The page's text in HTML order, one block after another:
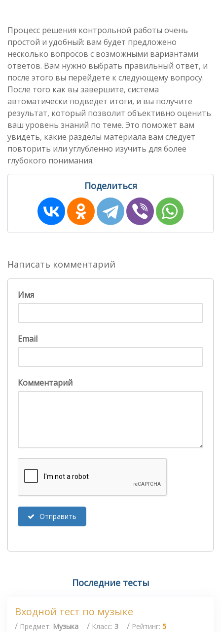
Процесс решения контрольной работы очень
простой и удобный: вам будет предложено
несколько вопросов с возможными вариантами
ответов. Вам нужно выбрать правильный ответ, и
после этого вы перейдете к следующему вопросу.
После того как вы завершите, система
автоматически подведет итоги, и вы получите
результат, который позволит объективно оценить
ваш уровень знаний по теме. Это поможет вам
увидеть, какие разделы материала вам следует
повторить или углубленно изучить для более
глубокого понимания.
Поделиться
Написать комментарий
Имя
Email
Комментарий
Отправить
Последние тесты
Входной тест по музыке
/ Предмет: Музыка / Класс: 3 / Рейтинг: 5